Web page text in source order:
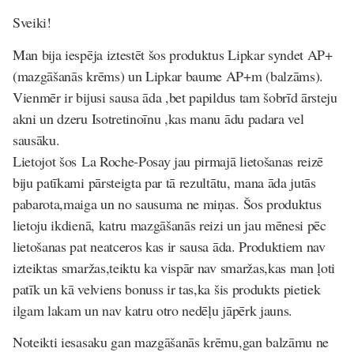
Sveiki!
Man bija iespēja iztestēt šos produktus Lipkar syndet AP+
(mazgāšanās krēms) un Lipkar baume AP+m (balzāms).
Vienmēr ir bijusi sausa āda ,bet papildus tam šobrīd ārsteju
akni un dzeru Isotretinoīnu ,kas manu ādu padara vel
sausāku.
Lietojot šos La Roche-Posay jau pirmajā lietošanas reizē
biju patīkami pārsteigta par tā rezultātu, mana āda jutās
pabarota,maiga un no sausuma ne miņas. Šos produktus
lietoju ikdienā, katru mazgāšanās reizi un jau mēnesi pēc
lietošanas pat neatceros kas ir sausa āda. Produktiem nav
izteiktas smaržas,teiktu ka vispār nav smaržas,kas man ļoti
patīk un kā velviens bonuss ir tas,ka šis produkts pietiek
ilgam lakam un nav katru otro nedēļu jāpērk jauns.
Noteikti iesasaku gan mazgāšanās krēmu,gan balzāmu ne